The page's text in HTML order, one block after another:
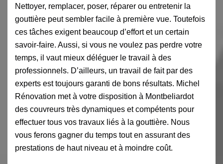
Nettoyer, remplacer, poser, réparer ou entretenir la
gouttière peut sembler facile à première vue. Toutefois
ces tâches exigent beaucoup d’effort et un certain
savoir-faire. Aussi, si vous ne voulez pas perdre votre
temps, il vaut mieux déléguer le travail à des
professionnels. D’ailleurs, un travail de fait par des
experts est toujours garanti de bons résultats. Michel
Rénovation met à votre disposition à Montbeliardot
des couvreurs très dynamiques et compétents pour
effectuer tous vos travaux liés à la gouttière. Nous
vous ferons gagner du temps tout en assurant des
prestations de haut niveau et à moindre coût.